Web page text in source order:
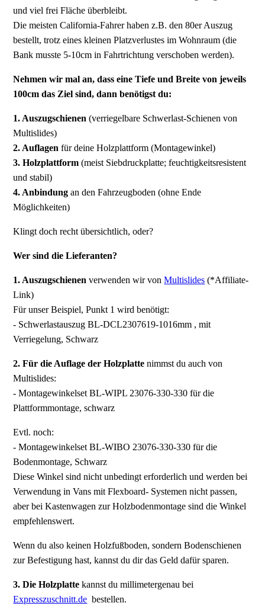
und viel frei Fläche überbleibt.
Die meisten California-Fahrer haben z.B. den 80er Auszug
bestellt, trotz eines kleinen Platzverlustes im Wohnraum (die
Bank musste 5-10cm in Fahrtrichtung verschoben werden).
Nehmen wir mal an, dass eine Tiefe und Breite von jeweils
100cm das Ziel sind, dann benötigst du:
1. Auszugschienen (verriegelbare Schwerlast-Schienen von
Multislides)
2. Auflagen für deine Holzplattform (Montagewinkel)
3. Holzplattform (meist Siebdruckplatte; feuchtigkeitsresistent
und stabil)
4. Anbindung an den Fahrzeugboden (ohne Ende
Möglichkeiten)
Klingt doch recht übersichtlich, oder?
Wer sind die Lieferanten?
1. Auszugschienen verwenden wir vonMultislides (*Affiliate-
Link)
Für unser Beispiel, Punkt 1 wird benötigt:
- Schwerlastauszug BL-DCL2307619-1016mm , mit
Verriegelung, Schwarz
2. Für die Auflage der Holzplatte nimmst du auch von
Multislides:
- Montagewinkelset BL-WIPL 23076-330-330 für die
Plattformmontage, schwarz
Evtl. noch:
- Montagewinkelset BL-WIBO 23076-330-330 für die
Bodenmontage, Schwarz
Diese Winkel sind nicht unbedingt erforderlich und werden bei
Verwendung in Vans mit Flexboard- Systemen nicht passen,
aber bei Kastenwagen zur Holzbodenmontage sind die Winkel
empfehlenswert.
Wenn du also keinen Holzfußboden, sondern Bodenschienen
zur Befestigung hast, kannst du dir das Geld dafür sparen.
3. Die Holzplatte kannst du millimetergenau bei
Expresszuschnitt.de bestellen.